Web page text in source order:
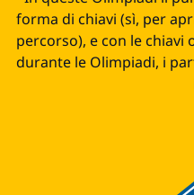
forma di chiavi (sì, per
percorso), e con le
durante le Olimpiadi, i